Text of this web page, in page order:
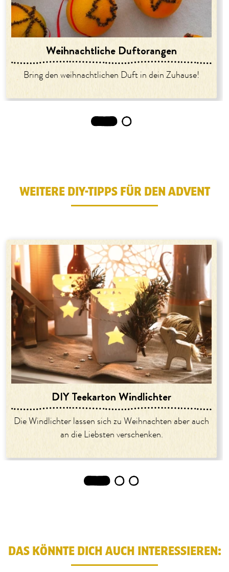
Weihnachtliche Duftorangen
Bring den weihnachtlichen Duft in dein Zuhause!
1 2
WEITERE DIY-TIPPS FÜR DEN ADVENT
DIY Teekarton Windlichter
Die Windlichter lassen sich zu Weihnachten aber auch
an die Liebsten verschenken.
2 3
DAS KÖNNTE DICH AUCH INTERESSIEREN: